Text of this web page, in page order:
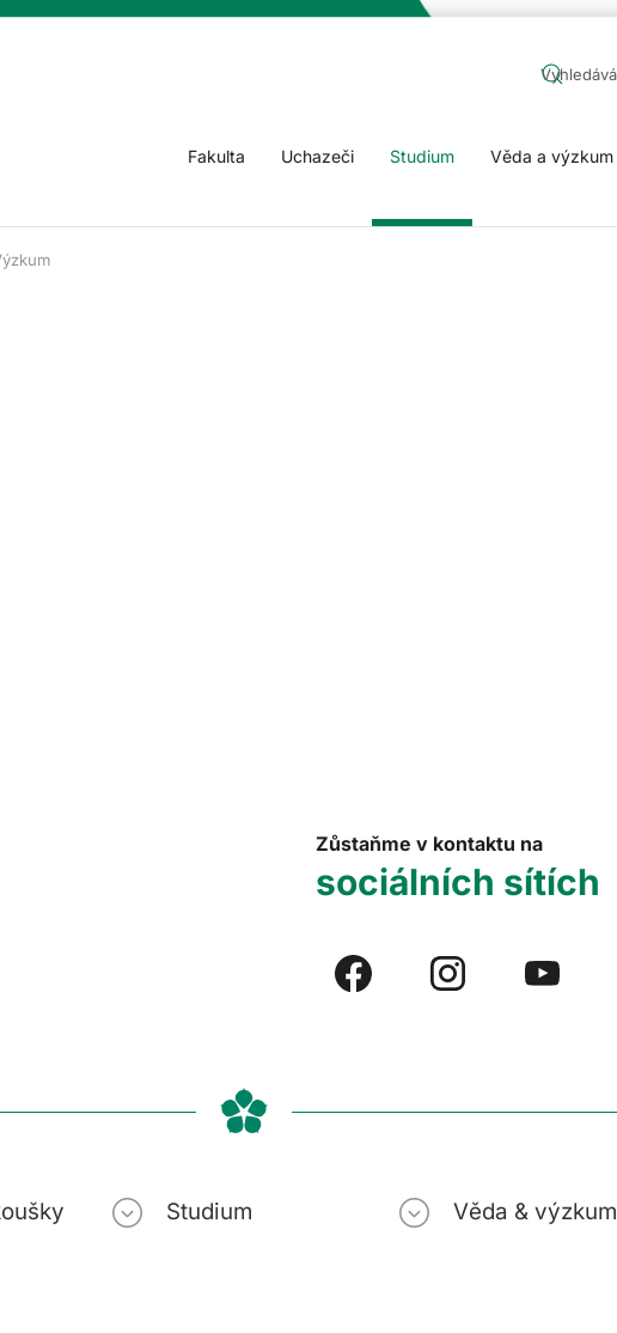
Fakulta Uchazeči Studium Věda a výzkum
Zůstaňme v kontaktu na
sociálních sítích
Studium Věda & výzkum